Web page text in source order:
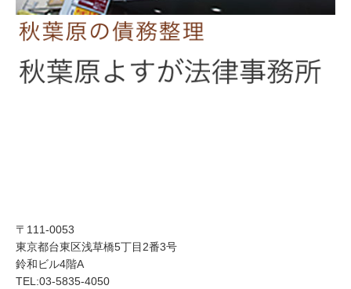
〒111-0053
東京都台東区浅草橋5丁目2番3号
鈴和ビル4階A
TEL:03-5835-4050